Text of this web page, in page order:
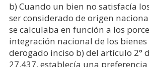
b) Cuando un bien no satisfacía
ser considerado de origen
se calculaba en función a los
integración nacional de los
derogado inciso b) del artículo 2°
27.437, establecía una